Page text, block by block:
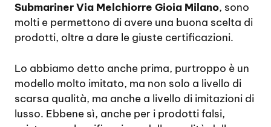
Submariner Via Melchiorre Gioia Milano, sono
molti e permettono di avere una buona scelta di
prodotti, oltre a dare le giuste certificazioni.
Lo abbiamo detto anche prima, purtroppo è un
modello molto imitato, ma non solo a livello di
scarsa qualità, ma anche a livello di imitazioni di
lusso. Ebbene sì, anche per i prodotti falsi,